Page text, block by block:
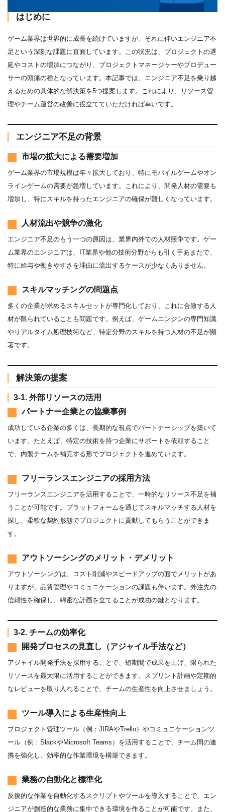
はじめに
ゲーム業界は世界的に成長を続けていますが、それに伴いエンジニア不
足という深刻な課題に直面しています。この状況は、プロジェクトの遅
延やコストの増加につながり、プロジェクトマネージャーやプロデュー
サーの頭痛の種となっています。本記事では、エンジニア不足を乗り越
えるための具体的な解決策を5つ提案します。これにより、リソース管
理やチーム運営の改善に役立てていただければ幸いです。
エンジニア不足の背景
市場の拡大による需要増加
ゲーム業界の市場規模は年々拡大しており、特にモバイルゲームやオン
ラインゲームの需要が急増しています。これにより、開発人材の需要も
増加し、特にスキルを持ったエンジニアの確保が難しくなっています。
人材流出や競争の激化
エンジニア不足のもう一つの原因は、業界内外での人材競争です。ゲー
ム業界のエンジニアは、IT業界や他の技術分野からも引く手あまたで、
特に給与や働きやすさを理由に流出するケースが少なくありません。
スキルマッチングの問題点
多くの企業が求めるスキルセットが専門化しており、これに合致する人
材が限られていることも問題です。例えば、ゲームエンジンの専門知識
やリアルタイム処理技術など、特定分野のスキルを持つ人材の不足が顕
著です。
解決策の提案
3-1. 外部リソースの活用
パートナー企業との協業事例
成功している企業の多くは、長期的な視点でパートナーシップを築いて
います。たとえば、特定の技術を持つ企業にサポートを依頼すること
で、内製チームを補完する形でプロジェクトを進めています。
フリーランスエンジニアの採用方法
フリーランスエンジニアを活用することで、一時的なリソース不足を補
うことが可能です。プラットフォームを通じてスキルマッチする人材を
探し、柔軟な契約形態でプロジェクトに貢献してもらうことができま
す。
アウトソーシングのメリット・デメリット
アウトソーシングは、コスト削減やスピードアップの面でメリットがあ
りますが、品質管理やコミュニケーションの課題も伴います。外注先の
信頼性を確保し、綿密な計画を立てることが成功の鍵となります。
3-2. チームの効率化
開発プロセスの見直し（アジャイル手法など）
アジャイル開発手法を採用することで、短期間で成果を上げ、限られた
リソースを最大限に活用することができます。スプリント計画や定期的
なレビューを取り入れることで、チームの生産性を向上させましょう。
ツール導入による生産性向上
プロジェクト管理ツール（例：JIRAやTrello）やコミュニケーションツ
ール（例：SlackやMicrosoft Teams）を活用することで、チーム間の連
携を強化し、効率的な作業環境を構築できます。
業務の自動化と標準化
反復的な作業を自動化するスクリプトやツールを導入することで、エン
ジニアが創造的な業務に集中できる環境を作ることが可能です。また、